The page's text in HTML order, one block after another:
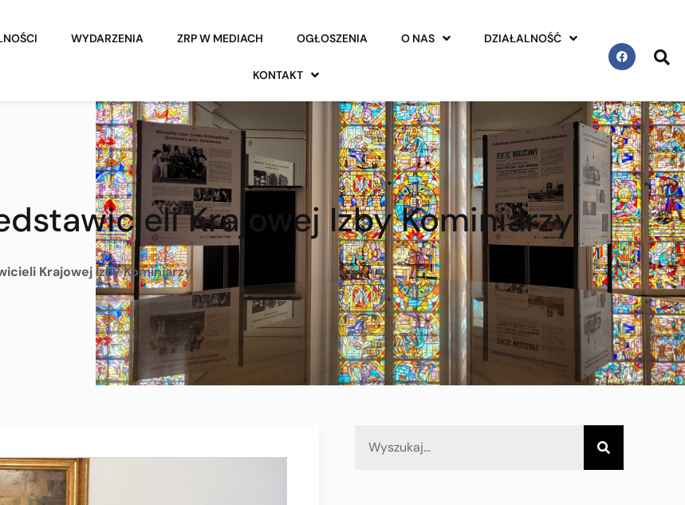
WYDARZENIA ZRP W MEDIACH OGŁOSZENIA O NAS DZIAŁALNOŚĆ
KONTAKT
Krajowej Izby Kominiarzy
Krajowej Izby Kominiarzy